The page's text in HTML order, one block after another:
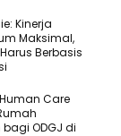
Kinerja
Maksimal,
Berbasis
Care
ODGJ di